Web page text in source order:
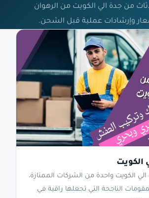
من جدة الي الكويت من الرهوان
وإرشادات عملية قبل الشحن.
الكويت
الكويت واحدة من الشركات الممتازة،
الناجحة التي تجعلها راقية في